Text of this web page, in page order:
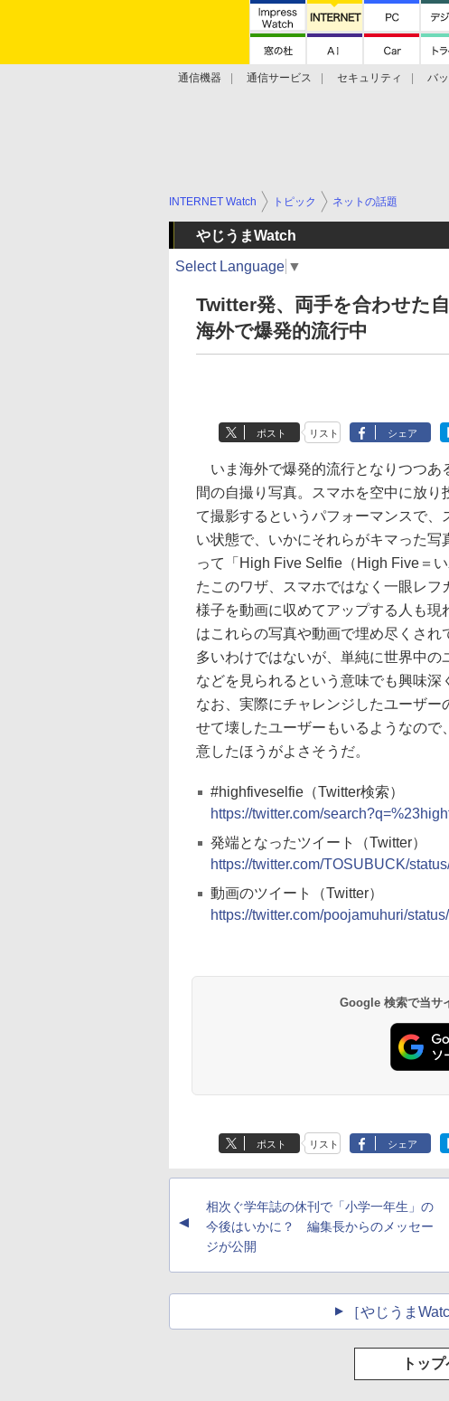
通信機器 通信サービス セキュリティ バ
INTERNET Watch トピック ネットの話題
やじうまWatch
Select Language ▼
Twitter発、両手を合わせた
海外で爆発的流行中
ポスト リスト シェア
いま海外で爆発的流行となりつつあ
間の自撮り写真。スマホを空中に放
て撮影するというパフォーマンスで
い状態で、いかにそれらがキマった
って「High Five Selfie（High Five＝
たこのワザ、スマホではなく一眼レ
様子を動画に収めてアップする人も現
はこれらの写真や動画で埋め尽くされ
多いわけではないが、単純に世界中
などを見られるという意味でも興味深
なお、実際にチャレンジしたユーザ
せて壊したユーザーもいるようなの
意したほうがよさそうだ。
#highfiveselfie（Twitter検索）
https://twitter.com/
発端となったツイート（Twitter）
https://twitter.com/TOSUBUCK/
動画のツイート（Twitter）
https://twitter.com/poojamuhuri/
Google 検索で当サ
ポスト リスト シェア
▲
相次ぐ学年誌の休刊で「小学一年生」の
今後はいかに？ 編集長からのメッセー
ジが公開
［やじうま
トッ